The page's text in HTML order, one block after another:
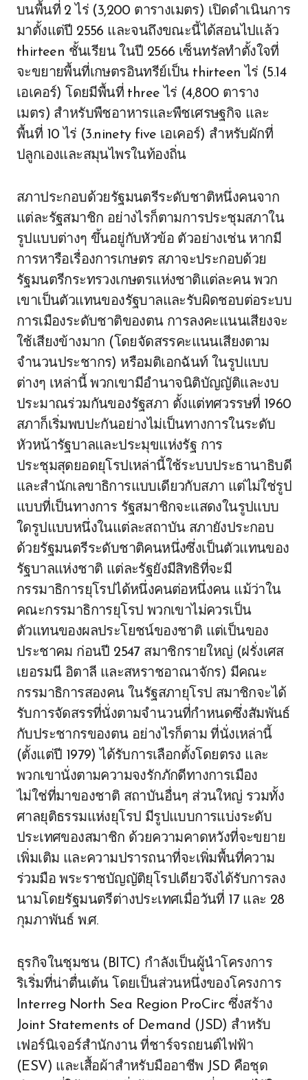
บนพื้นที่ 2 ไร่ (3,200 ตารางเมตร) เปิดดำเนินการ
มาตั้งแต่ปี 2556 และจนถึงขณะนี้ได้สอนไปแล้ว
thirteen ชั้นเรียน ในปี 2566 เซ็นทรัลทำตั้งใจที่
จะขยายพื้นที่เกษตรอินทรีย์เป็น thirteen ไร่ (5.14
เอเคอร์) โดยมีพื้นที่ three ไร่ (4,800 ตาราง
เมตร) สำหรับพืชอาหารและพืชเศรษฐกิจ และ
พื้นที่ 10 ไร่ (3.ninety five เอเคอร์) สำหรับผักที่
ปลูกเองและสมุนไพรในท้องถิ่น
สภาประกอบด้วยรัฐมนตรีระดับชาติหนึ่งคนจาก
แต่ละรัฐสมาชิก อย่างไรก็ตามการประชุมสภาใน
รูปแบบต่างๆ ขึ้นอยู่กับหัวข้อ ตัวอย่างเช่น หากมี
การหารือเรื่องการเกษตร สภาจะประกอบด้วย
รัฐมนตรีกระทรวงเกษตรแห่งชาติแต่ละคน พวก
เขาเป็นตัวแทนของรัฐบาลและรับผิดชอบต่อระบบ
การเมืองระดับชาติของตน การลงคะแนนเสียงจะ
ใช้เสียงข้างมาก (โดยจัดสรรคะแนนเสียงตาม
จำนวนประชากร) หรือมติเอกฉันท์ ในรูปแบบ
ต่างๆ เหล่านี้ พวกเขามีอำนาจนิติบัญญัติและงบ
ประมาณร่วมกันของรัฐสภา ตั้งแต่ทศวรรษที่ 1960
สภาก็เริ่มพบปะกันอย่างไม่เป็นทางการในระดับ
หัวหน้ารัฐบาลและประมุขแห่งรัฐ การ
ประชุมสุดยอดยุโรปเหล่านี้ใช้ระบบประธานาธิบดี
และสำนักเลขาธิการแบบเดียวกับสภา แต่ไม่ใช่รูป
แบบที่เป็นทางการ รัฐสมาชิกจะแสดงในรูปแบบ
ใดรูปแบบหนึ่งในแต่ละสถาบัน สภายังประกอบ
ด้วยรัฐมนตรีระดับชาติคนหนึ่งซึ่งเป็นตัวแทนของ
รัฐบาลแห่งชาติ แต่ละรัฐยังมีสิทธิที่จะมี
กรรมาธิการยุโรปได้หนึ่งคนต่อหนึ่งคน แม้ว่าใน
คณะกรรมาธิการยุโรป พวกเขาไม่ควรเป็น
ตัวแทนของผลประโยชน์ของชาติ แต่เป็นของ
ประชาคม ก่อนปี 2547 สมาชิกรายใหญ่ (ฝรั่งเศส
เยอรมนี อิตาลี และสหราชอาณาจักร) มีคณะ
กรรมาธิการสองคน ในรัฐสภายุโรป สมาชิกจะได้
รับการจัดสรรที่นั่งตามจำนวนที่กำหนดซึ่งสัมพันธ์
กับประชากรของตน อย่างไรก็ตาม ที่นั่งเหล่านี้
(ตั้งแต่ปี 1979) ได้รับการเลือกตั้งโดยตรง และ
พวกเขานั่งตามความจงรักภักดีทางการเมือง
ไม่ใช่ที่มาของชาติ สถาบันอื่นๆ ส่วนใหญ่ รวมทั้ง
ศาลยุติธรรมแห่งยุโรป มีรูปแบบการแบ่งระดับ
ประเทศของสมาชิก ด้วยความคาดหวังที่จะขยาย
เพิ่มเติม และความปรารถนาที่จะเพิ่มพื้นที่ความ
ร่วมมือ พระราชบัญญัติยุโรปเดียวจึงได้รับการลง
นามโดยรัฐมนตรีต่างประเทศเมื่อวันที่ 17 และ 28
กุมภาพันธ์ พ.ศ.
ธุรกิจในชุมชน (BITC) กำลังเป็นผู้นำโครงการ
ริเริ่มที่น่าตื่นเต้น โดยเป็นส่วนหนึ่งของโครงการ
Interreg North Sea Region ProCirc ซึ่งสร้าง
Joint Statements of Demand (JSD) สำหรับ
เฟอร์นิเจอร์สำนักงาน ที่ชาร์จรถยนต์ไฟฟ้า
(ESV) และเสื้อผ้าสำหรับมืออาชีพ JSD คือชุด